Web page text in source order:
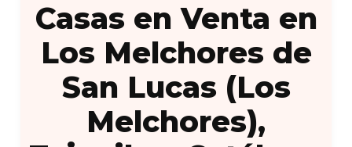
Casas en Venta en
Los Melchores de
San Lucas (Los
Melchores),